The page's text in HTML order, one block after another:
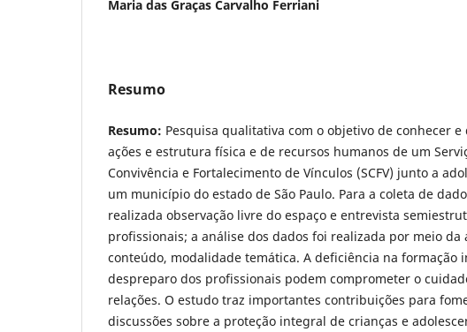
Maria das Graças Carvalho Ferriani
Resumo
Resumo: Pesquisa qualitativa com o objetivo de conhecer e
ações e estrutura física e de recursos humanos de um
Convivência e Fortalecimento de Vínculos (SCFV) junto a
um município do estado de São Paulo. Para a coleta de
realizada observação livre do espaço e entrevista
profissionais; a análise dos dados foi realizada por meio da
conteúdo, modalidade temática. A deficiência na formação
despreparo dos profissionais podem comprometer o
relações. O estudo traz importantes contribuições para
discussões sobre a proteção integral de crianças e